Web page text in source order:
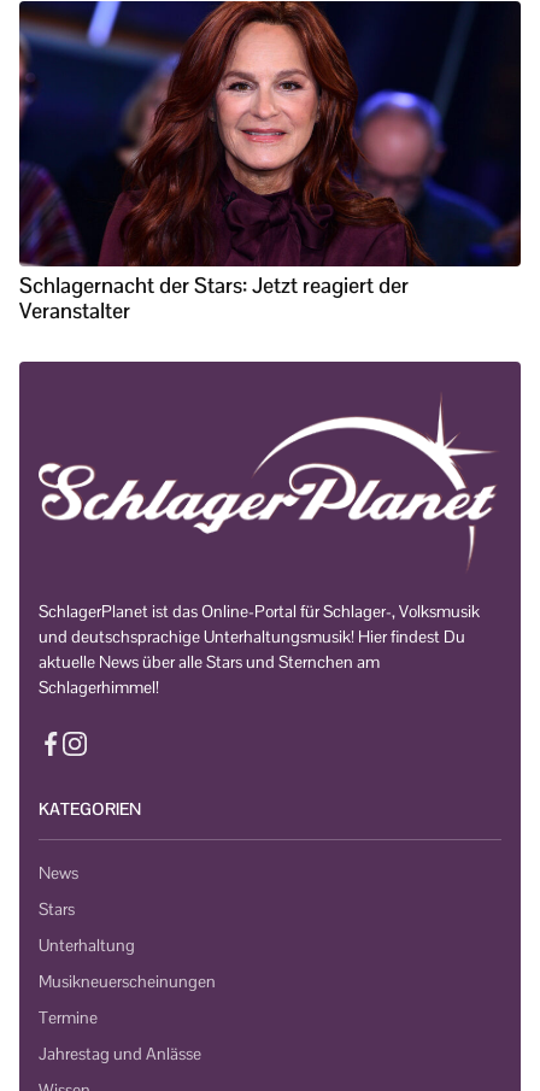
Schlagernacht der Stars: Jetzt reagiert der
Veranstalter
SchlagerPlanet ist das Online-Portal für Schlager-, Volksmusik
und deutschsprachige Unterhaltungsmusik! Hier findest Du
aktuelle News über alle Stars und Sternchen am
Schlagerhimmel!
KATEGORIEN
News
Stars
Unterhaltung
Musikneuerscheinungen
Termine
Jahrestag und Anlässe